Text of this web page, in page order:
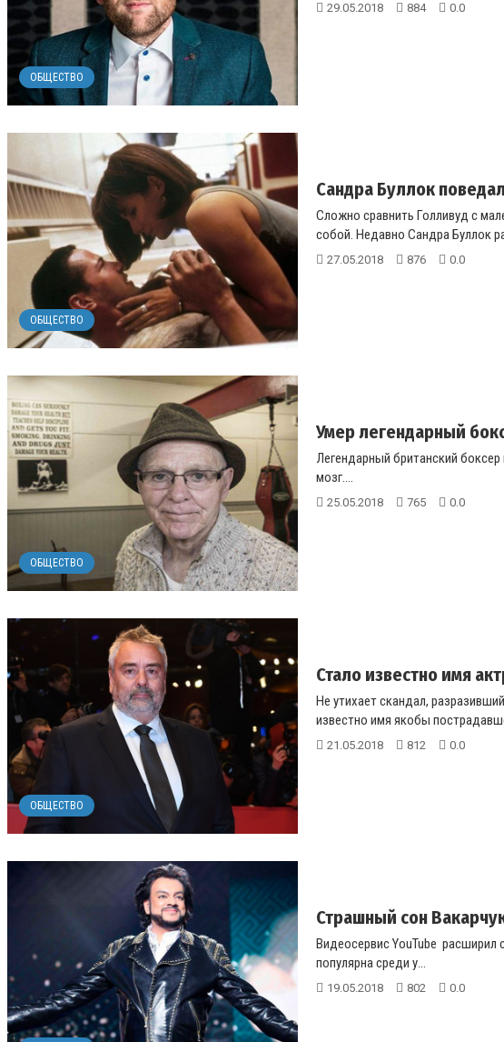
ОБЩЕСТВО
29.05.2018 884 0.0
ОБЩЕСТВО
Сандра Буллок
Сложно сравнить Голливуд с
собой. Недавно Сандра Буллок
27.05.2018 876 0.0
ОБЩЕСТВО
Умер легендарный
Легендарный британский
мозг....
25.05.2018 765 0.0
ОБЩЕСТВО
Стало известно имя
Не утихает скандал,
известно имя якобы
21.05.2018 812 0.0
Страшный сон
Видеосервис YouTube расширил
популярна среди у...
19.05.2018 802 0.0